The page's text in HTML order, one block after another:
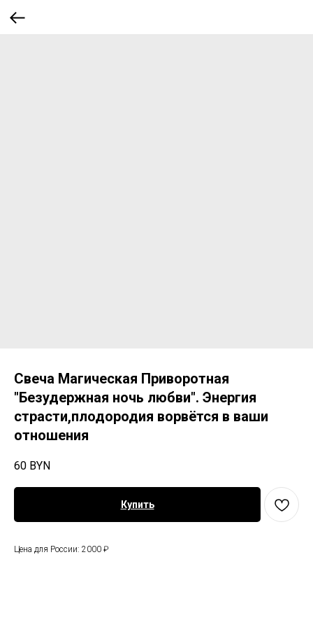
Свеча Магическая Приворотная
"Безудержная ночь любви". Энергия
страсти,плодородия ворвётся в ваши
отношения
60 BYN
Купить
Цена для России: 2000 ₽